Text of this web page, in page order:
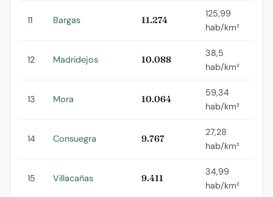
11 Bargas 11.274
125,99
hab/km²
12 Madridejos 10.088
38,5
hab/km²
13 Mora 10.064
59,34
hab/km²
14 Consuegra 9.767
27,28
hab/km²
15 Villacañas 9.411
34,99
hab/km²